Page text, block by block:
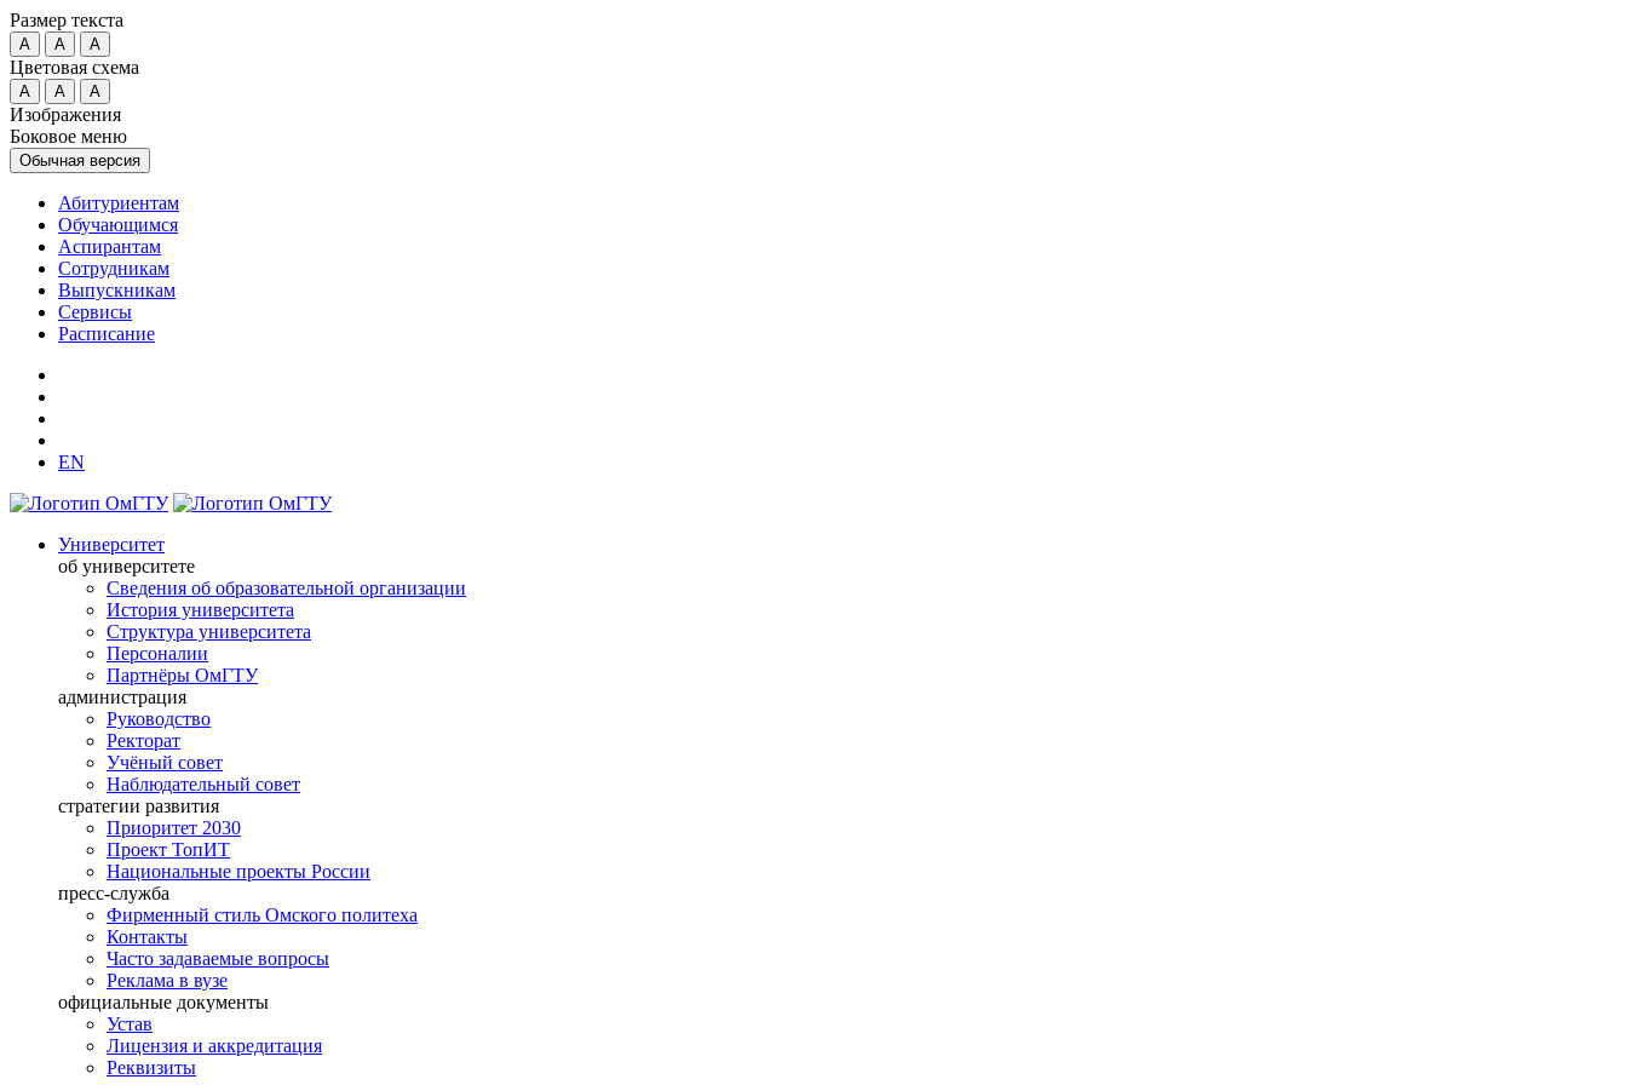
Размер текста
A A A
Цветовая схема
A A A
Изображения
Боковое меню
Обычная версия
Абитуриентам
Обучающимся
Аспирантам
Сотрудникам
Выпускникам
Сервисы
Расписание
EN
Университет
об университете
Сведения об образовательной организации
История университета
Структура университета
Персоналии
Партнёры ОмГТУ
администрация
Руководство
Ректорат
Учёный совет
Наблюдательный совет
стратегии развития
Приоритет 2030
Проект ТопИТ
Национальные проекты России
пресс-служба
Фирменный стиль Омского политеха
Контакты
Часто задаваемые вопросы
Реклама в вузе
официальные документы
Устав
Лицензия и аккредитация
Реквизиты